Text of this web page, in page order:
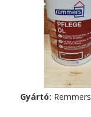
variációja
változatok
termékoldalon
választhatók
Gyártó: Remmers